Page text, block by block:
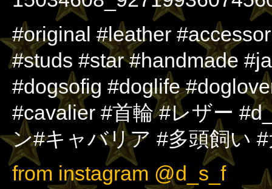
#original #leather
#studs #star #handmade
#dogsofig #doglife
#cavalier #首輪 #レザー
ン#キャバリア #多頭飼い
from instagram @d_s_f